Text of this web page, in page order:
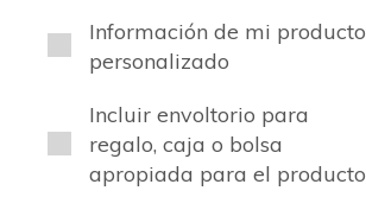
Información de mi producto
personalizado
Incluir envoltorio para
regalo, caja o bolsa
apropiada para el producto